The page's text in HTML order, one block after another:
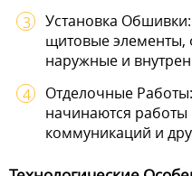
Установка
щитовые элементы,
наружные и
Отделочные
начинаются
коммуникаций и